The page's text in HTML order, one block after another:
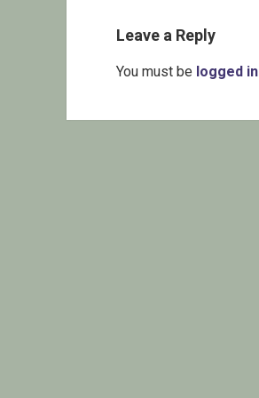
Leave a Reply
You must be logged in